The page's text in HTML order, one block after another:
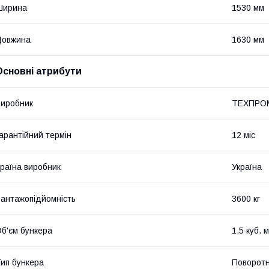
1530 мм
1630 мм
атрибути
термін 12 міс
виробник Україна
3600 кг
бункера 1.5 куб. м
бункера